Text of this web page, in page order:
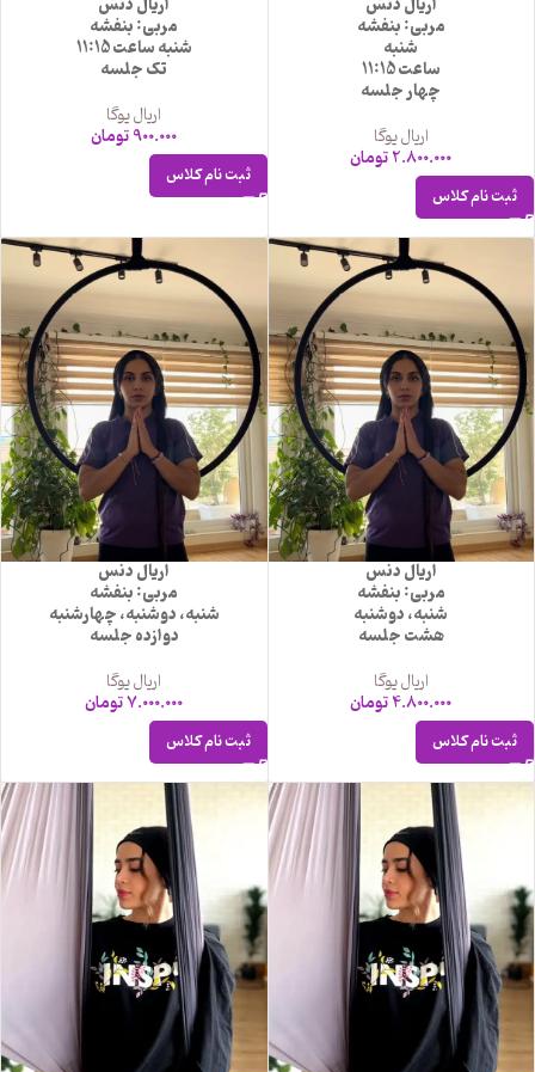
مربی: بنفشه
شنبه
ساعت 11:15
چهار جلسه
اریال یوگا
2.800.000تومان
ثبت نام کلاس
مربی: بنفشه
شنبه ساعت 11:15
تک جلسه
اریال یوگا
900.000تومان
ثبت نام کلاس
اریال دنس
مربی: بنفشه
شنبه، دوشنبه
هشت جلسه
اریال یوگا
4.800.000تومان
ثبت نام کلاس
اریال دنس
مربی: بنفشه
شنبه، دوشنبه، چهارشنبه
دوازده جلسه
اریال یوگا
7.000.000تومان
ثبت نام کلاس